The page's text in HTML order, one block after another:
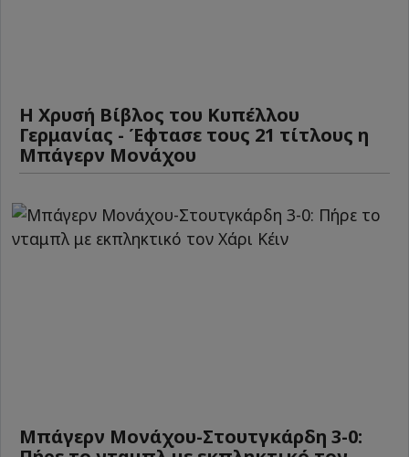
Η Χρυσή Βίβλος του Κυπέλλου
Γερμανίας - Έφτασε τους 21 τίτλους η
Μπάγερν Μονάχου
Μπάγερν Μονάχου-Στουτγκάρδη 3-0: